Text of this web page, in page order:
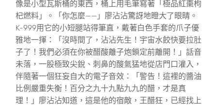
像是小型瓦斯桶的東西，桶上用毛筆寫著「極品紅棗枸
杞燃料」。「你怎麼——」廖沾沾驚訝地瞪大了眼睛。
K-999用它的小短腿站得筆直，戴著白色手套的爪子優
雅地一揮：「沒時間了，沾沾先生！宇宙水餃快要拉肚
子了！我們必須在你被醋酸離子炮鎖定前離開！」話音
未落，一股極致尖銳、刺鼻的酸氣猛地從店門口灌入，
伴隨著一個狂妄自大的電子音效：「警告！這裡的醬油
比例嚴重失衡！百分之九十九點九九的醋，才是真
理！」廖沾沾知道，這是他的宿敵，王醋狂，已經找上